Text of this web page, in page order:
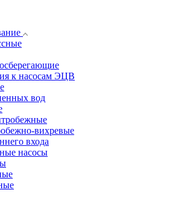
к насосам ЭЦВ
вод
вихревые
входа
насосы